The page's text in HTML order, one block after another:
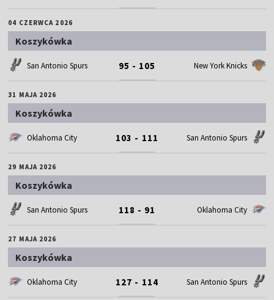
04 CZERWCA 2026
Koszykówka
San Antonio Spurs 95 - 105 New York Knicks
31 MAJA 2026
Koszykówka
Oklahoma City 103 - 111 San Antonio Spurs
29 MAJA 2026
Koszykówka
San Antonio Spurs 118 - 91 Oklahoma City
27 MAJA 2026
Koszykówka
Oklahoma City 127 - 114 San Antonio Spurs